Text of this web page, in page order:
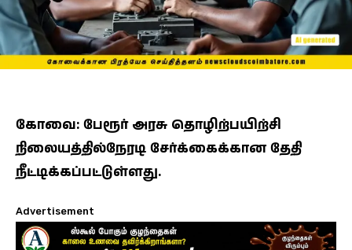
கோவை: பேரூர் அரசு தொழிற்பயிற்சி
நிலையத்தில்நேரடி சேர்க்கைக்கான தேதி
நீட்டிக்கப்பட்டுள்ளது.
Advertisement